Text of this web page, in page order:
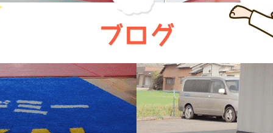
ブログ